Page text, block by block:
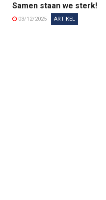
Samen staan we sterk!
03/12/2025 ARTIKEL